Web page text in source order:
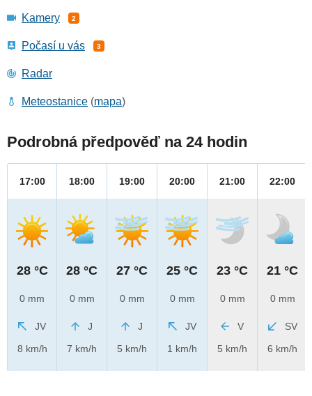
Kamery 2
Počasí u vás 3
Radar
Meteostanice (mapa)
Podrobná předpověď na 24 hodin
17:00
28 °C
0 mm
JV
8 km/h
18:00
28 °C
0 mm
J
7 km/h
19:00
27 °C
0 mm
J
5 km/h
20:00
25 °C
0 mm
JV
1 km/h
21:00
23 °C
0 mm
V
5 km/h
22:00
21 °C
0 mm
SV
6 km/h